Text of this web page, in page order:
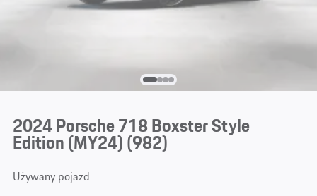
2024 Porsche 718 Boxster Style
Edition (MY24)(982)
Używany pojazd